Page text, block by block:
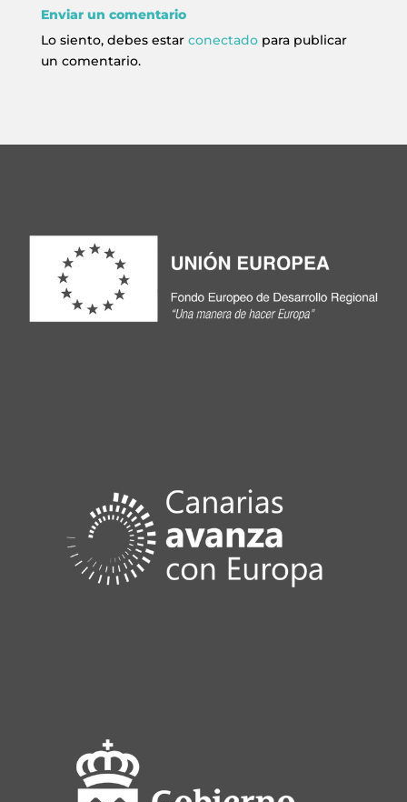
Enviar un comentario
Lo siento, debes estar conectadopara publicar
un comentario.